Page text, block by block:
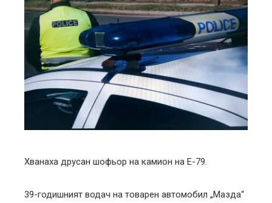
Хванаха друсан шофьор на камион на Е-79.
39-годишният водач на товарен автомобил „Мазда“